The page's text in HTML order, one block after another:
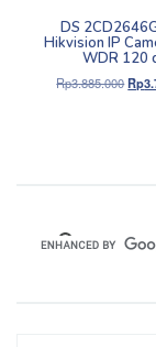
DS
Hikvision IP
WDR 120
Rp3.885.000Rp